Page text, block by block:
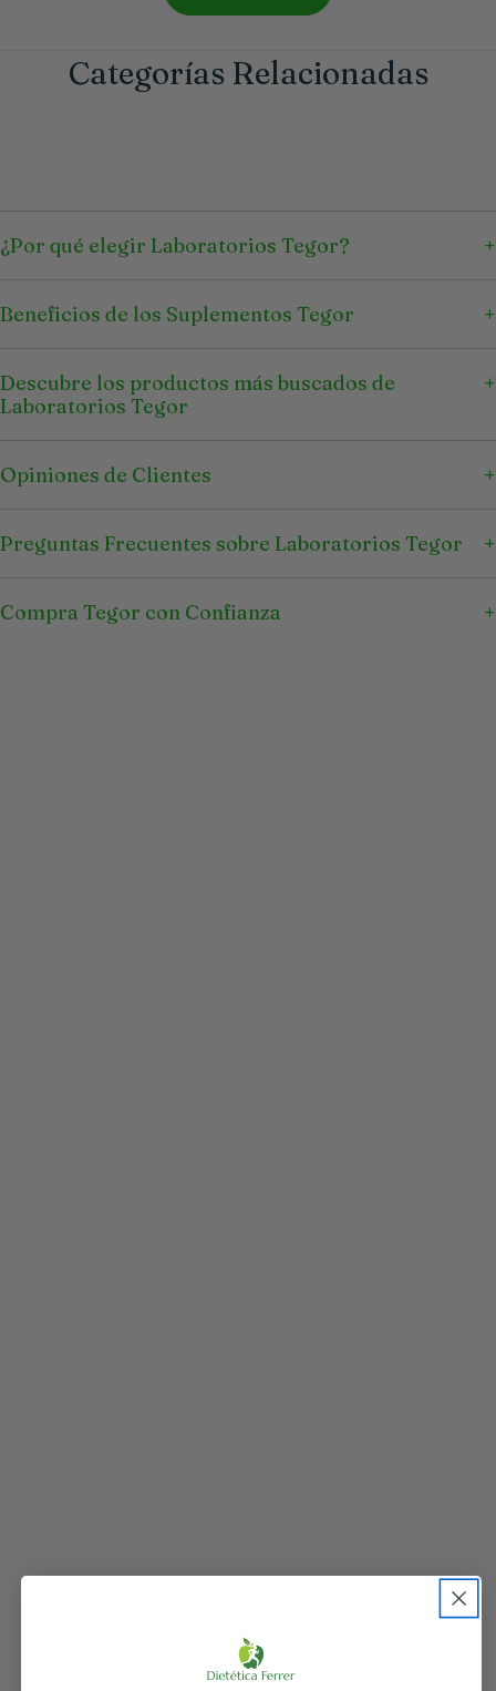
Categorías Relacionadas
¿Por qué elegir Laboratorios Tegor?
Beneficios de los Suplementos Tegor
Descubre los productos más buscados de
Laboratorios Tegor
Opiniones de Clientes
Preguntas Frecuentes sobre Laboratorios Tegor
Compra Tegor con Confianza